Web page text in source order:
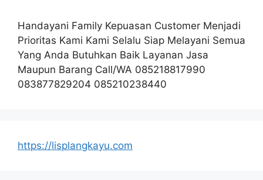
Handayani Family Kepuasan Customer Menjadi
Prioritas Kami Kami Selalu Siap Melayani Semua
Yang Anda Butuhkan Baik Layanan Jasa
Maupun Barang Call/WA 085218817990
083877829204 085210238440
https://lisplangkayu.com